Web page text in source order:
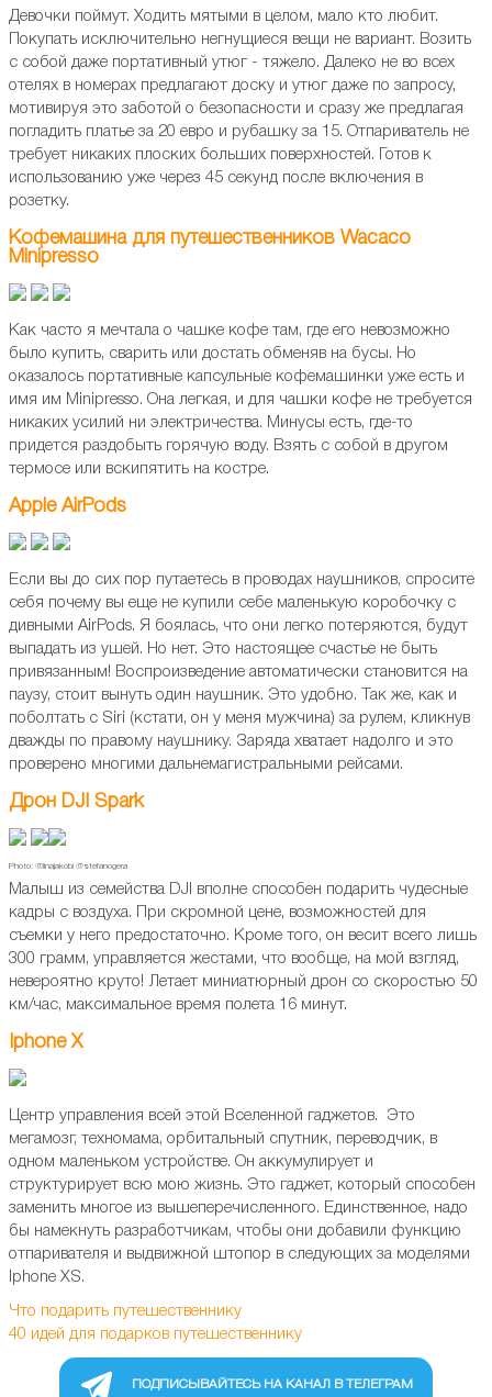
Девочки поймут. Ходить мятыми в целом, мало кто любит.
Покупать исключительно негнущиеся вещи не вариант. Возить
с собой даже портативный утюг - тяжело. Далеко не во всех
отелях в номерах предлагают доску и утюг даже по запросу,
мотивируя это заботой о безопасности и сразу же предлагая
погладить платье за 20 евро и рубашку за 15. Отпариватель не
требует никаких плоских больших поверхностей. Готов к
использованию уже через 45 секунд после включения в
розетку.
Кофемашина для путешественников Wacaco
Minipresso
Как часто я мечтала о чашке кофе там, где его невозможно
было купить, сварить или достать обменяв на бусы. Но
оказалось портативные капсульные кофемашинки уже есть и
имя им Minipresso. Она легкая, и для чашки кофе не требуется
никаких усилий ни электричества. Минусы есть, где-то
придется раздобыть горячую воду. Взять с собой в другом
термосе или вскипятить на костре.
Apple AirPods
Если вы до сих пор путаетесь в проводах наушников, спросите
себя почему вы еще не купили себе маленькую коробочку с
дивными AirPods. Я боялась, что они легко потеряются, будут
выпадать из ушей. Но нет. Это настоящее счастье не быть
привязанным! Воспроизведение автоматически становится на
паузу, стоит вынуть один наушник. Это удобно. Так же, как и
поболтать с Siri (кстати, он у меня мужчина) за рулем, кликнув
дважды по правому наушнику. Заряда хватает надолго и это
проверено многими дальнемагистральными рейсами.
Дрон DJI Spark
Photo: @linajakobi @stefanogera⠀
Малыш из семейства DJI вполне способен подарить чудесные
кадры с воздуха. При скромной цене, возможностей для
съемки у него предостаточно. Кроме того, он весит всего лишь
300 грамм, управляется жестами, что вообще, на мой взгляд,
невероятно круто! Летает миниатюрный дрон со скоростью 50
км/час, максимальное время полета 16 минут.
Iphone X
Центр управления всей этой Вселенной гаджетов. Это
мегамозг, техномама, орбитальный спутник, переводчик, в
одном маленьком устройстве. Он аккумулирует и
структурирует всю мою жизнь. Это гаджет, который способен
заменить многое из вышеперечисленного. Единственное, надо
бы намекнуть разработчикам, чтобы они добавили функцию
отпаривателя и выдвижной штопор в следующих за моделями
Iphone XS.
Что подарить путешественнику
40 идей для подарков путешественнику
ПОДПИСЫВАЙТЕСЬ НА КАНАЛ В ТЕЛЕГРАМ